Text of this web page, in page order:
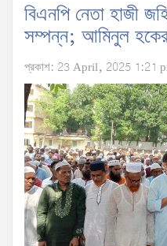
বিএনপি নেতা হাজী
সম্পন্ন; আমিনুল
প্রকাশ: 23 April, 2025 1:21